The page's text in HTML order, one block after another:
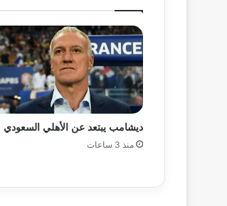
ديشامب يبتعد عن الأهلي السعودي
منذ 3 ساعات